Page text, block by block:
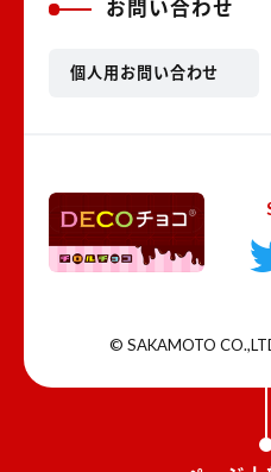
お問い合わせ
個人用お問い合わせ
© SAKAMOTO